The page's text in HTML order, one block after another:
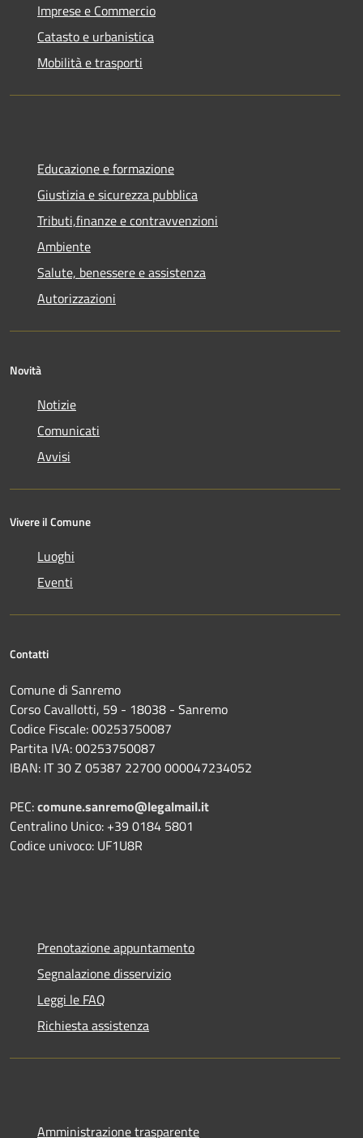
Imprese e Commercio
Catasto e urbanistica
Mobilità e trasporti
Educazione e formazione
Giustizia e sicurezza pubblica
Tributi,finanze e contravvenzioni
Ambiente
Salute, benessere e assistenza
Autorizzazioni
Novità
Notizie
Comunicati
Avvisi
Vivere il Comune
Luoghi
Eventi
Contatti
Comune di Sanremo
Corso Cavallotti, 59 - 18038 - Sanremo
Codice Fiscale: 00253750087
Partita IVA: 00253750087
IBAN: IT 30 Z 05387 22700 000047234052
PEC:comune.sanremo@legalmail.it
Centralino Unico: +39 0184 5801
Codice univoco: UF1U8R
Prenotazione appuntamento
Segnalazione disservizio
Leggi le FAQ
Richiesta assistenza
Amministrazione trasparente